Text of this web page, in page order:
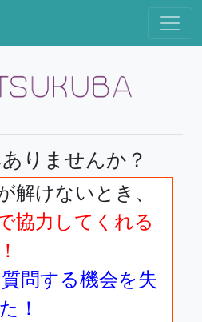
りませんか？
解けないとき、
協力してくれる
問する機会を失
！